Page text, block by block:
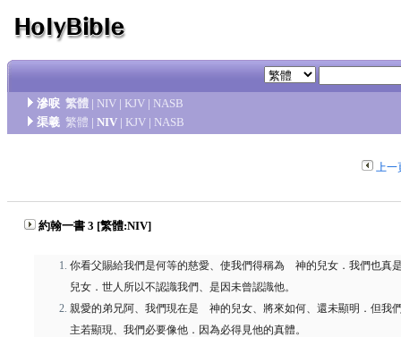
滲唳 繁體 | NIV | KJV | NASB
渠羲 繁體 | NIV | KJV | NASB
上一
約翰一書 3 [繁體:NIV]
你看父賜給我們是何等的慈愛、使我們得稱為 神的兒女．我們也真
兒女．世人所以不認識我們、是因未曾認識他。
親愛的弟兄阿、我們現在是 神的兒女、將來如何、還未顯明．但我
主若顯現、我們必要像他．因為必得見他的真體。